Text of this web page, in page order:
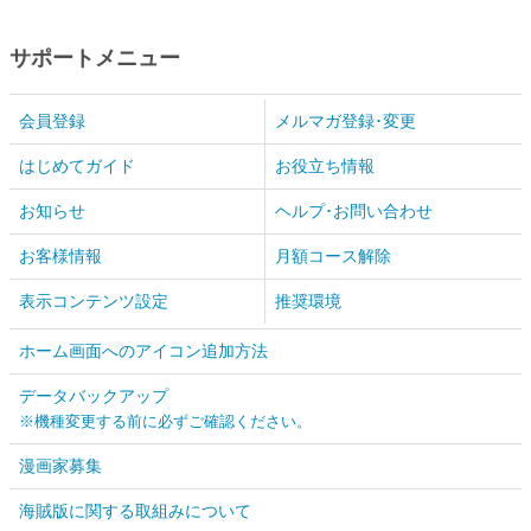
サポートメニュー
会員登録 メルマガ登録･変更
はじめてガイド お役立ち情報
お知らせ ヘルプ･お問い合わせ
お客様情報 月額コース解除
表示コンテンツ設定 推奨環境
ホーム画面へのアイコン追加方法
データバックアップ
※機種変更する前に必ずご確認ください。
漫画家募集
海賊版に関する取組みについて